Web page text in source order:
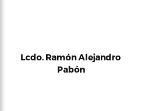
Lcdo. Ramón Alejandro
Pabón